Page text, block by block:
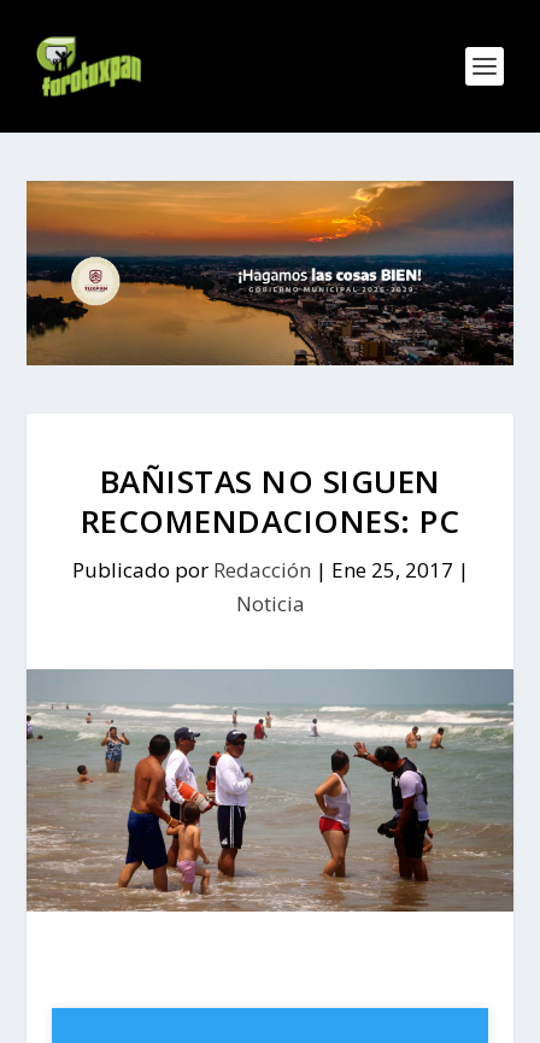
BAÑISTAS NO SIGUEN
RECOMENDACIONES: PC
Publicado por Redacción | Ene 25, 2017 |
Noticia